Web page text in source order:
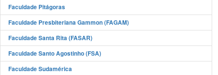
Faculdade Pitágoras
Faculdade Presbiteriana Gammon (FAGAM)
Faculdade Santa Rita (FASAR)
Faculdade Santo Agostinho (FSA)
Faculdade Sudamérica